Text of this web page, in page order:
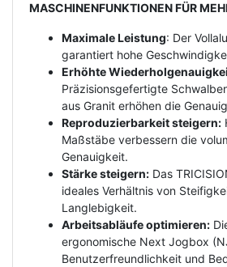
MASCHINENFUNKTIONEN FÜR
Maximale Leistung: Der
garantiert hohe
Erhöhte
Präzisionsgefertigte
aus Granit erhöhen die
Reproduzierbarkeit steigern:
Maßstäbe verbessern die
Genauigkeit.
Stärke steigern: Das
ideales Verhältnis von
Langlebigkeit.
Arbeitsabläufe optimieren:
ergonomische Next Jogbox
Benutzerfreundlichkeit und